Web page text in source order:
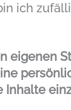
ich
eigenen
Inhalte